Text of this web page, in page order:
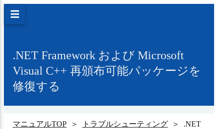
☰
.NET Framework および Microsoft
Visual C++ 再頒布可能パッケージを
修復する
マニュアルTOP ＞ トラブルシューティング
＞ .NET